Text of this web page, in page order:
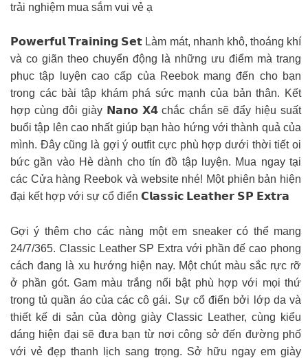
trải nghiệm mua sắm vui vẻ ạ
𝗣𝗼𝘄𝗲𝗿𝗳𝘂𝗹 𝗧𝗿𝗮𝗶𝗻𝗶𝗻𝗴 𝗦𝗲𝘁 Làm mát, nhanh khô, thoáng khí
và co giãn theo chuyển động là những ưu điểm mà trang
phục tập luyện cao cấp của Reebok mang đến cho bạn
trong các bài tập khám phá sức mạnh của bản thân. Kết
hợp cùng đôi giày 𝗡𝗮𝗻𝗼 𝗫𝟰 chắc chắn sẽ đẩy hiệu suất
buổi tập lên cao nhất giúp bạn hào hứng với thành quả của
mình. Đây cũng là gợi ý outfit cực phù hợp dưới thời tiết oi
bức gần vào Hè dành cho tín đồ tập luyện. Mua ngay tại
các Cửa hàng Reebok và website nhé! Một phiên bản hiện
đại kết hợp với sự cổ điển 𝗖𝗹𝗮𝘀𝘀𝗶𝗰 𝗟𝗲𝗮𝘁𝗵𝗲𝗿 𝗦𝗣 𝗘𝘅𝘁𝗿𝗮
Gợi ý thêm cho các nàng một em sneaker có thể mang
24/7/365. Classic Leather SP Extra với phần đế cao phong
cách đang là xu hướng hiện nay. Một chút màu sắc rực rỡ
ở phần gót. Gam màu trắng nổi bật phù hợp với mọi thứ
trong tủ quần áo của các cô gái. Sự cổ điển bởi lớp da và
thiết kế di sản của dòng giày Classic Leather, cùng kiểu
dáng hiện đại sẽ đưa bạn từ nơi công sở đến đường phố
với vẻ đẹp thanh lịch sang trọng. Sở hữu ngay em giày